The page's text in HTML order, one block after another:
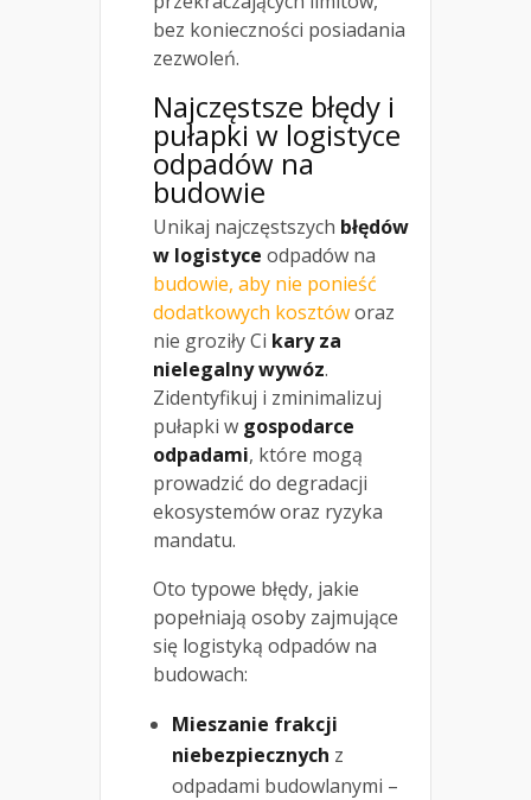
bez konieczności posiadania
zezwoleń.
Najczęstsze błędy i
pułapki w logistyce
odpadów na
budowie
Unikaj najczęstszych błędów
w logistyce odpadów na
budowie, aby nie ponieść
dodatkowych kosztóworaz
nie groziły Ci kary za
nielegalny wywóz.
Zidentyfikuj i zminimalizuj
pułapki w gospodarce
odpadami, które mogą
prowadzić do degradacji
ekosystemów oraz ryzyka
mandatu.
Oto typowe błędy, jakie
popełniają osoby zajmujące
się logistyką odpadów na
budowach:
Mieszanie frakcji
niebezpiecznych z
odpadami budowlanymi –